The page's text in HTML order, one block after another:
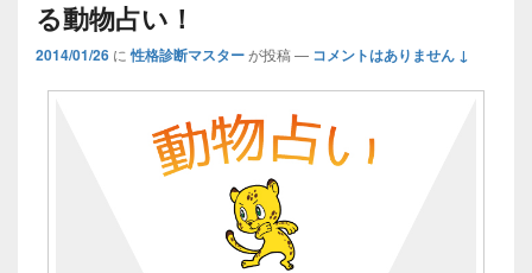
る動物占い！
2014/01/26 に 性格診断マスターが投稿 — コメントはありません ↓